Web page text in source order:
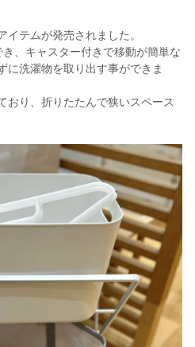
テムが発売されました。
、キャスター付きで移動が簡単な
に洗濯物を取り出す事ができま
おり、折りたたんで狭いスペース